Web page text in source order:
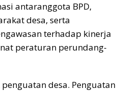
antaranggota BPD,
desa, serta
terhadap kinerja
peraturan perundang-
penguatan desa. Penguatan